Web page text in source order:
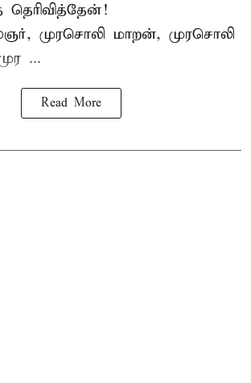
முரசொலி மாறன், முரசொலி
...
Read More